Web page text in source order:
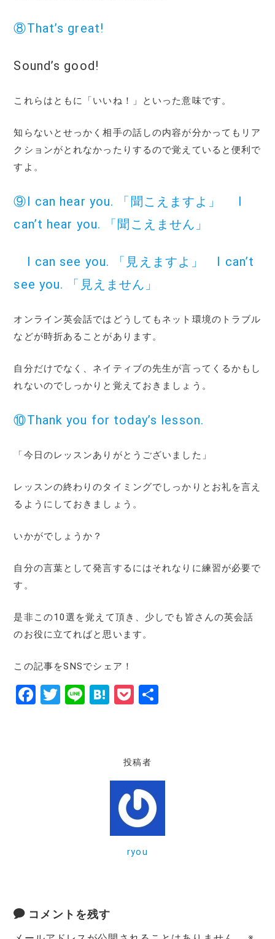
⑧That’s great!
Sound’s good!
これらはともに「いいね！」といった意味です。
知らないとせっかく相手の話しの内容が分かってもリア
クションがとれなかったりするので覚えていると便利で
すよ。
⑨I can hear you. 「聞こえますよ」 I
can’t hear you. 「聞こえません」
I can see you. 「見えますよ」 I can’t
see you. 「見えません」
オンライン英会話ではどうしてもネット環境のトラブル
などが時折あることがあります。
自分だけでなく、ネイティブの先生が言ってくるかもし
れないのでしっかりと覚えておきましょう。
⑩Thank you for today’s lesson.
「今日のレッスンありがとうございました」
レッスンの終わりのタイミングでしっかりとお礼を言え
るようにしておきましょう。
いかがでしょうか？
自分の言葉として発言するにはそれなりに練習が必要で
す。
是非この10選を覚えて頂き、少しでも皆さんの英会話
のお役に立てればと思います。
この記事をSNSでシェア！
F
T
Li H
P
k
et
投稿者
ryou
コメントを残す